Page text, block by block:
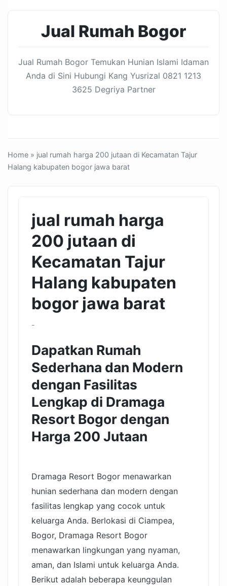
Jual Rumah Bogor
Jual Rumah Bogor Temukan Hunian Islami Idaman
Anda di Sini Hubungi Kang Yusrizal 0821 1213
3625 Degriya Partner
Home » jual rumah harga 200 jutaan di Kecamatan Tajur
Halang kabupaten bogor jawa barat
jual rumah harga
200 jutaan di
Kecamatan Tajur
Halang kabupaten
bogor jawa barat
-
Dapatkan Rumah
Sederhana dan Modern
dengan Fasilitas
Lengkap di Dramaga
Resort Bogor dengan
Harga 200 Jutaan
Dramaga Resort Bogor menawarkan
hunian sederhana dan modern dengan
fasilitas lengkap yang cocok untuk
keluarga Anda. Berlokasi di Ciampea,
Bogor, Dramaga Resort Bogor
menawarkan lingkungan yang nyaman,
aman, dan Islami untuk keluarga Anda.
Berikut adalah beberapa keunggulan